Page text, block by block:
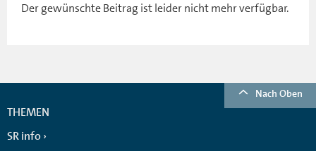
Der gewünschte Beitrag ist leider nicht mehr verfügbar.
Nach Oben
THEMEN
SR info